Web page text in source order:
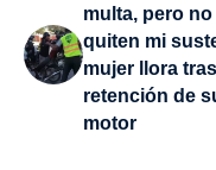
multa, pero no
quiten mi
mujer llora tras
retención de
motor